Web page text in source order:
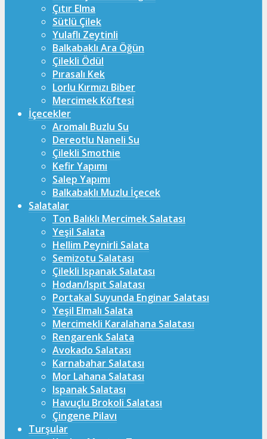
Çıtır Elma
Sütlü Çilek
Yulaflı Zeytinli
Balkabaklı Ara Öğün
Çilekli Ödül
Pırasalı Kek
Lorlu Kırmızı Biber
Mercimek Köftesi
İçecekler
Aromalı Buzlu Su
Dereotlu Naneli Su
Çilekli Smothie
Kefir Yapımı
Salep Yapımı
Balkabaklı Muzlu İçecek
Salatalar
Ton Balıklı Mercimek Salatası
Yeşil Salata
Hellim Peynirli Salata
Semizotu Salatası
Çilekli Ispanak Salatası
Hodan/Ispıt Salatası
Portakal Suyunda Enginar Salatası
Yeşil Elmalı Salata
Mercimekli Karalahana Salatası
Rengarenk Salata
Avokado Salatası
Karnabahar Salatası
Mor Lahana Salatası
Ispanak Salatası
Havuçlu Brokoli Salatası
Çingene Pilavı
Turşular